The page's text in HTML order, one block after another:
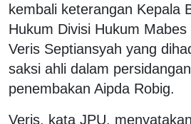
kembali keterangan Kepala
Hukum Divisi Hukum Mabes
Veris Septiansyah yang
saksi ahli dalam
penembakan Aipda Robig.
Veris, kata JPU,